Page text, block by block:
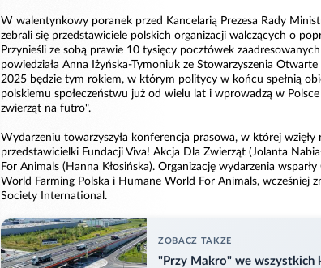
W walentynkowy poranek przed Kancelarią Prezesa Rady
zebrali się przedstawiciele polskich organizacji walczących o
Przynieśli ze sobą prawie 10 tysięcy pocztówek
powiedziała Anna Iżyńska-Tymoniuk ze Stowarzyszenia Otwarte
2025 będzie tym rokiem, w którym politycy w końcu spełnią
polskiemu społeczeństwu już od wielu lat i wprowadzą w
zwierząt na futro".
Wydarzeniu towarzyszyła konferencja prasowa, w której wzięły
przedstawicielki Fundacji Viva! Akcja Dla Zwierząt (Jolanta
For Animals (Hanna Kłosińska). Organizację wydarzenia
World Farming Polska i Humane World For Animals, wcześniej
Society International.
ZOBACZ TAKZE
"Przy Makro" we wszystkich